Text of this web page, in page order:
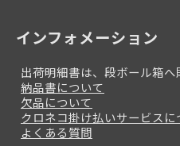
インフォメーション
出荷明細書は、段ボール箱へ
納品書について
欠品について
クロネコ掛け払いサービスに
よくある質問